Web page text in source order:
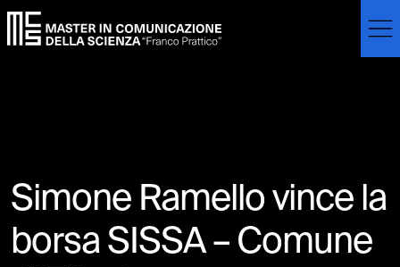
Simone Ramello vince la
borsa SISSA – Comune